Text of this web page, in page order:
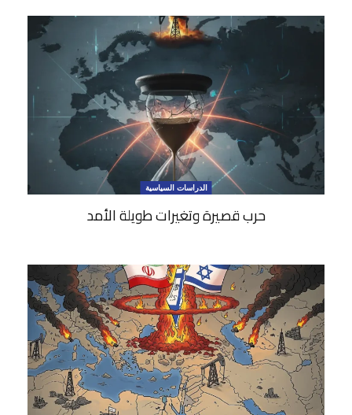
الدراسات السياسية
حرب قصيرة وتغيرات طويلة الأمد